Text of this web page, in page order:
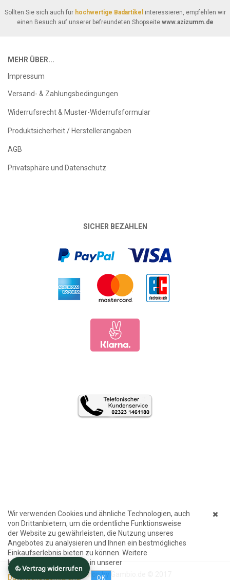
Wir verwenden Cookies und ähnliche Technologien, auch
von Drittanbietern, um die ordentliche Funktionsweise
der Website zu gewährleisten, die Nutzung unseres
Angebotes zu analysieren und Ihnen ein bestmögliches
Einkaufserlebnis bieten zu können. Weitere
Informationen finden Sie in unserer
Datenschutzerklärung. OK
Sollten Sie sich auch für hochwertige Badartikel interessieren, empfehlen wir
einen Besuch auf unserer befreundeten Shopseite www.azizumm.de
MEHR ÜBER...
Impressum
Versand- & Zahlungsbedingungen
Widerrufsrecht & Muster-Widerrufsformular
Produktsicherheit / Herstellerangaben
AGB
Privatsphäre und Datenschutz
SICHER BEZAHLEN
Internetshopby Gambio.de © 2017